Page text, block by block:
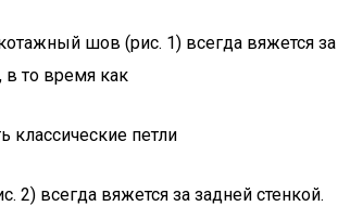
шов (рис. 1) всегда вяжется за
то время как
2) всегда вяжется за задней стенкой.